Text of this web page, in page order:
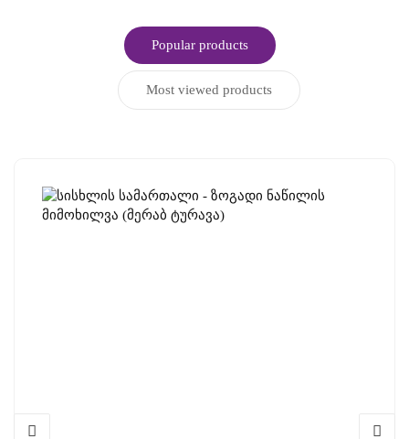
Popular products
Most viewed products